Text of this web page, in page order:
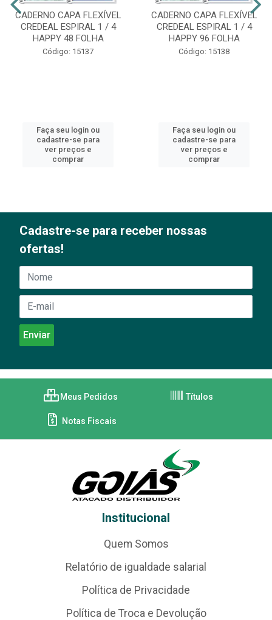
CADERNO CAPA FLEXÍVEL
CREDEAL ESPIRAL 1 / 4
HAPPY 48 FOLHA
Código: 15137
Faça seu login ou
cadastre-se para
ver preços e
comprar
CADERNO CAPA FLEXÍVEL
CREDEAL ESPIRAL 1 / 4
HAPPY 96 FOLHA
Código: 15138
Faça seu login ou
cadastre-se para
ver preços e
comprar
Cadastre-se para receber nossas
ofertas!
Meus Pedidos Títulos
Notas Fiscais
Institucional
Quem Somos
Relatório de igualdade salarial
Política de Privacidade
Política de Troca e Devolução